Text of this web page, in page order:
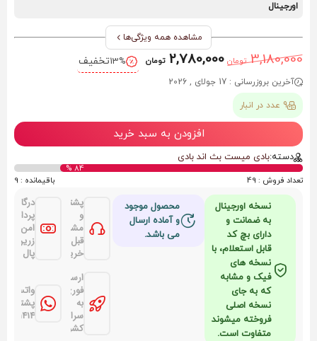
اورجینال
مشاهده همه ویژگی‌ها
3,180,000 تومان 2,780,000 تومان 13%تخفیف
آخرین بروزرسانی : 17 جولای , 2026
9 عدد در انبار
افزودن به سبد خرید
دسته:بادی میست بث اند بادی
84 %
تعداد فروش : 49
باقیمانده : 9
نسخه اورجینال
به ضمانت و
دارای بچ کد
قابل استعلام، با
نسخه های
فیک و مشابه
که به جای
نسخه اصلی
فروخته میشوند
متفاوت است.
محصول موجود
و آماده ارسال
می باشد.
پشتیانی
و
مشاوره
قبل از
خرید
درگاه
پرداخت
امن
زرین
پال
ارسال
فوری
به
سراسر
کشور
واتساپ